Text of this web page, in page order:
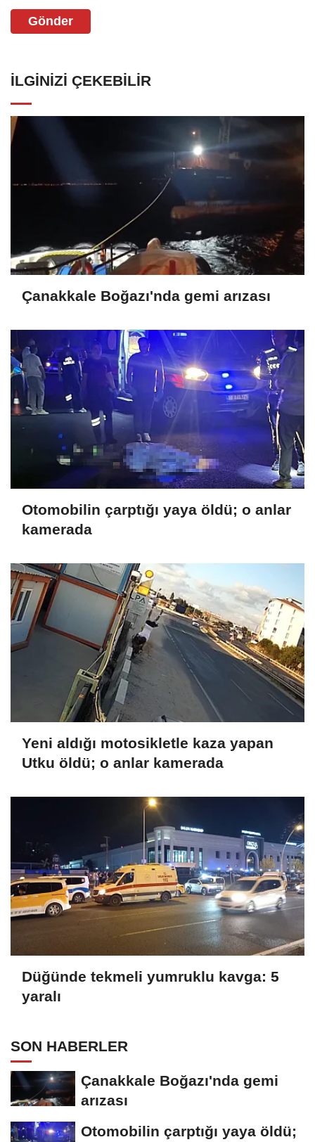
Gönder
İLGINIZI ÇEKEBILIR
Çanakkale Boğazı'nda gemi arızası
Otomobilin çarptığı yaya öldü; o anlar
kamerada
Yeni aldığı motosikletle kaza yapan
Utku öldü; o anlar kamerada
Düğünde tekmeli yumruklu kavga: 5
yaralı
SON HABERLER
Çanakkale Boğazı'nda gemi
arızası
Otomobilin çarptığı yaya öldü;